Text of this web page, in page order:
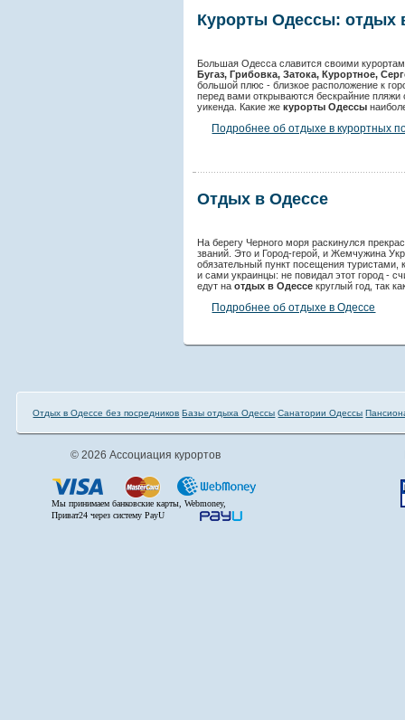
Курорты Одессы: отдых
Большая Одесса славится своими
Бугаз, Грибовка, Затока, Курортное,
большой плюс - близкое расположение к
перед вами открываются бескрайние
уикенда. Какие жекурорты Одессы
Подробнее об отдыхе в курортных
Отдых в Одессе
На берегу Черного моря раскинулся
званий. Это и Город-герой, и Жемчужина
обязательный пункт посещения
и сами украинцы: не повидал этот город -
едут наотдых в Одессе круглый год, так
Подробнее об отдыхе в Одессе
Отдых в Одессе без посредников Базы отдыха Одессы Санатории Одессы
© 2026 Ассоциация курортов
Мы принимаем банковские карты, Webmoney,
Приват24 через систему PayU